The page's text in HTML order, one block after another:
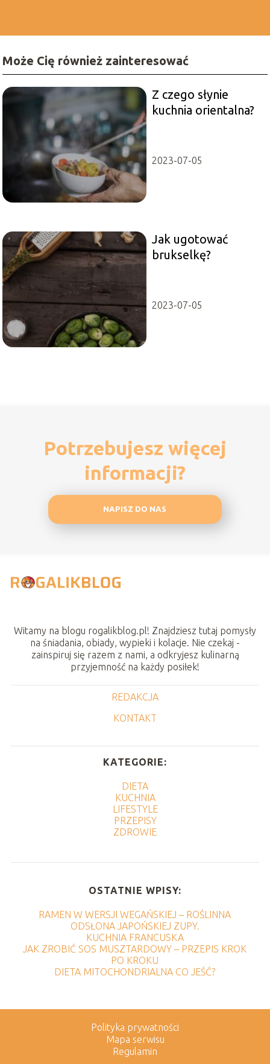
Może Cię również zainteresować
Z czego słynie
kuchnia orientalna?
2023-07-05
Jak ugotować
brukselkę?
2023-07-05
Potrzebujesz więcej
informacji?
NAPISZ DO NAS
Witamy na blogu rogalikblog.pl! Znajdziesz tutaj pomysły
na śniadania, obiady, wypieki i kolacje. Nie czekaj -
zainspiruj się razem z nami, a odkryjesz kulinarną
przyjemność na każdy posiłek!
REDAKCJA
KONTAKT
KATEGORIE:
DIETA
KUCHNIA
LIFESTYLE
PRZEPISY
ZDROWIE
OSTATNIE WPISY:
RAMEN W WERSJI WEGAŃSKIEJ – ROŚLINNA
ODSŁONA JAPOŃSKIEJ ZUPY.
KUCHNIA FRANCUSKA
JAK ZROBIĆ SOS MUSZTARDOWY – PRZEPIS KROK
PO KROKU
DIETA MITOCHONDRIALNA CO JEŚĆ?
Polityka prywatności
Mapa serwisu
Regulamin